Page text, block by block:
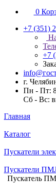
0
+7 (351)
+7
г.
Пн - Пт:
Сб - Вс:
Главная
Каталог
Пускатели
Пускатели
Пускатель